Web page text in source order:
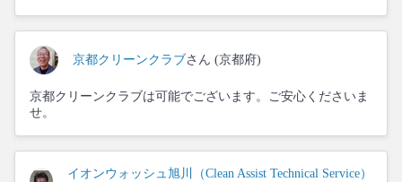
京都クリーンクラブ さん (京都府)
京都クリーンクラブは可能でございます。ご安心くださいま
せ。
イオンウォッシュ旭川（Clean Assist Technical Service）